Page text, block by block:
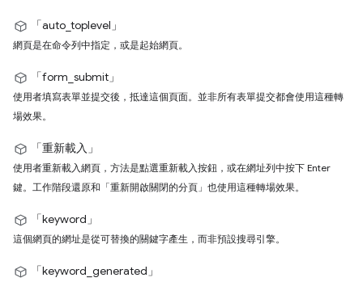
「auto_toplevel」
網頁是在命令列中指定，或是起始網頁。
「form_submit」
使用者填寫表單並提交後，抵達這個頁面。並非所有表單提交都會使用這種轉
場效果。
「重新載入」
使用者重新載入網頁，方法是點選重新載入按鈕，或在網址列中按下 Enter
鍵。工作階段還原和「重新開啟關閉的分頁」也使用這種轉場效果。
「keyword」
這個網頁的網址是從可替換的關鍵字產生，而非預設搜尋引擎。
「keyword_generated」